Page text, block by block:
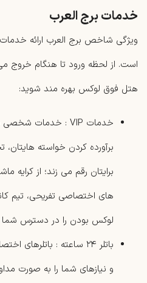
خدمات برج العرب
ویژگی شاخص برج ‌العرب ارائه
است. از لحظه ورود تا هنگام خروج
هتل فوق لوکس بهره مند شوید:
برآورده کردن خواسته هایتان،
برایتان رقم می زند؛ از کرایه
های اختصاصی تفریحی، تیم
لوکس بودن را در دسترس شما
باتلر ۲۴ ساعته :
و نیازهای شما را به‌ صورت